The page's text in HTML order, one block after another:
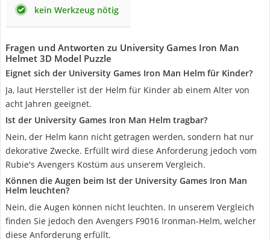
kein Werkzeug nötig
Fragen und Antworten zu University Games Iron Man
Helmet 3D Model Puzzle
Eignet sich der University Games Iron Man Helm für Kinder?
Ja, laut Hersteller ist der Helm für Kinder ab einem Alter von
acht Jahren geeignet.
Ist der University Games Iron Man Helm tragbar?
Nein, der Helm kann nicht getragen werden, sondern hat nur
dekorative Zwecke. Erfüllt wird diese Anforderung jedoch vom
Rubie's Avengers Kostüm aus unserem Vergleich.
Können die Augen beim Ist der University Games Iron Man
Helm leuchten?
Nein, die Augen können nicht leuchten. In unserem Vergleich
finden Sie jedoch den Avengers F9016 Ironman-Helm, welcher
diese Anforderung erfüllt.